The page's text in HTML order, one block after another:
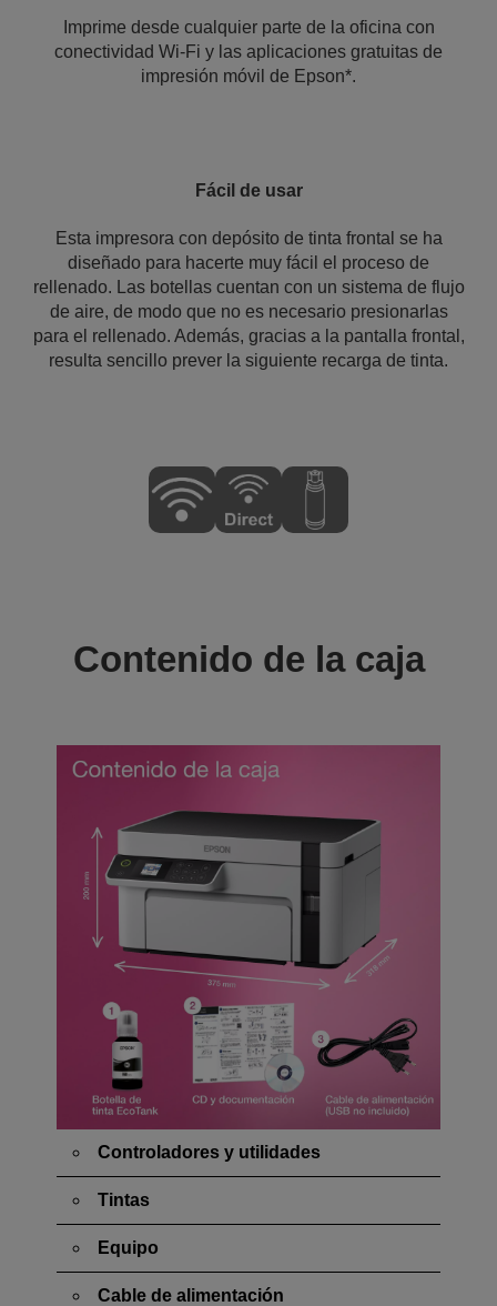
Imprime desde cualquier parte de la oficina con
conectividad Wi-Fi y las aplicaciones gratuitas de
impresión móvil de Epson*.
Fácil de usar
Esta impresora con depósito de tinta frontal se ha
diseñado para hacerte muy fácil el proceso de
rellenado. Las botellas cuentan con un sistema de flujo
de aire, de modo que no es necesario presionarlas
para el rellenado. Además, gracias a la pantalla frontal,
resulta sencillo prever la siguiente recarga de tinta.
Contenido de la caja
Controladores y utilidades
Tintas
Equipo
Cable de alimentación